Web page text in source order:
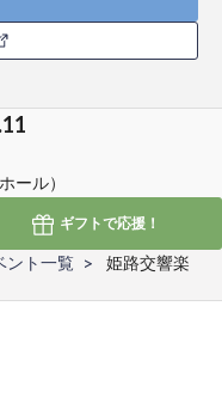
ール）
ギフトで応援！
ント一覧
姫路交響楽